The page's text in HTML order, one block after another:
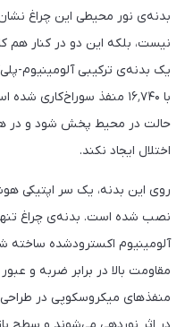
بدنه‌ی نور محیطی این چراغ
نیست، بلکه این دو در کنار هم
یک بدنه‌ی ترکیبی آلومینیوم-
با ۱۶٬۷۴۰ منفذ
حالت در محیط پخش شود و در
اختلال ایجاد نکند.
آلومینیوم اکسترودشده ساخته
مقاومت بالا در برابر ضربه و
منفذهای میکروسکوپی در